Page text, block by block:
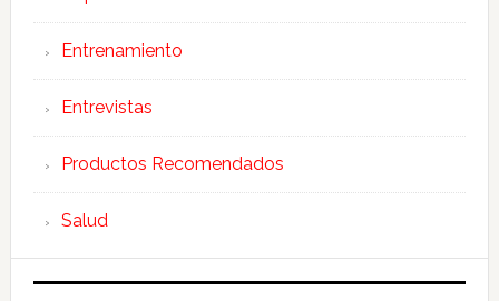
Entrenamiento
Entrevistas
Productos Recomendados
Salud